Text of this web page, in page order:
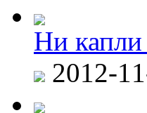
Ни
2012-